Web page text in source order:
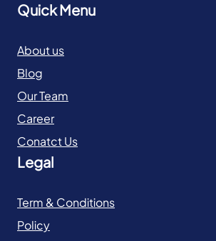
Quick Menu
About us
Blog
Our Team
Career
Conatct Us
Legal
Term & Conditions
Policy